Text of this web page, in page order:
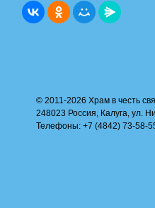
© 2011-2026 Храм в честь
248023 Россия, Калуга, ул.
Телефоны: +7 (4842) 73-58-